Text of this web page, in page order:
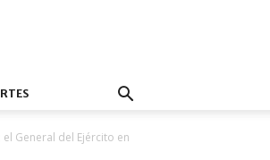
General del Ejército en